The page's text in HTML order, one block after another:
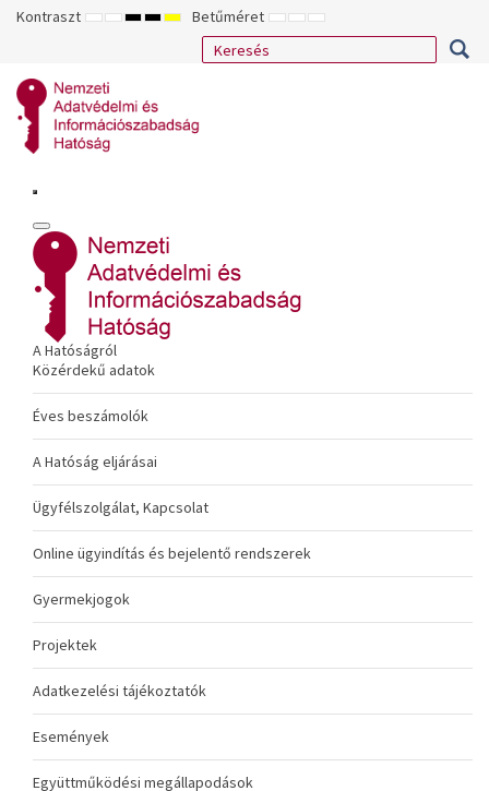
Kontraszt ALAPÉRTELMEZETT
ÉJSZAKAI
NAGY
KONTRASZTÚ
NAGY
KONTRASZTÚ
NAGY
KONTRASZTÚ
SÁRGA
FEKETE
Betűméret KISEBB
BETŰTÍPUS
ALAPÉRTELMEZETT
BETŰMÉRET
NAGYOBB
BETŰMÉRET
A Hatóságról
Közérdekű adatok
Éves beszámolók
A Hatóság eljárásai
Ügyfélszolgálat, Kapcsolat
Online ügyindítás és bejelentő rendszerek
Gyermekjogok
Projektek
Adatkezelési tájékoztatók
Események
Együttműködési megállapodások